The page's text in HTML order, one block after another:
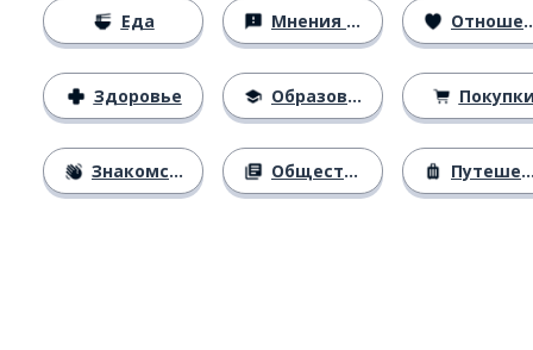
Еда
Здоровье
Знакомство
Мнения и убеждения
Образование
Общество
Отношения
Путешествия